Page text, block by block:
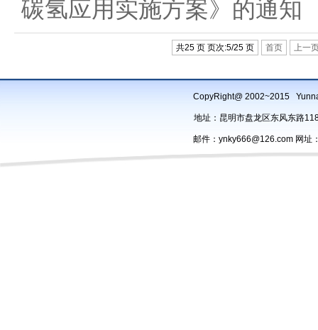
碳氢应用实施方案》的通知
共25 页 页次:5/25 页 首页 上一
CopyRight@ 2002~2015
地址：昆明市盘龙区东风东路
邮件：ynky666@126.com 网址